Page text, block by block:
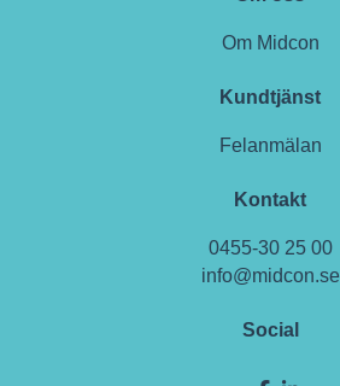
Om Midcon
Kundtjänst
Felanmälan
Kontakt
0455-30 25 00
info@midcon.se
Social